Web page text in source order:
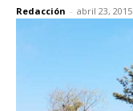
Redacción - abril 23, 2015